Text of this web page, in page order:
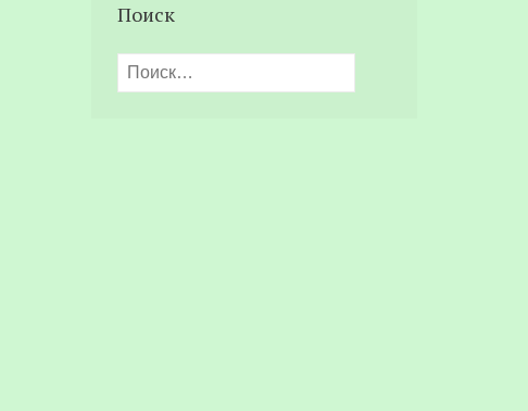
Поиск
Найти: